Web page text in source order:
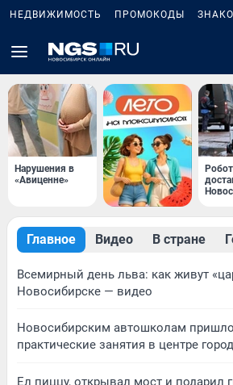
НЕДВИЖИМОСТЬ ПРОМОКОДЫ
Нарушения в
«Авиценне»
Главное Видео В стране
Всемирный день льва: как живут
Новосибирске — видео
Новосибирским автошколам
практические занятия в центре
Ел пиццу, открывал мост и подарил